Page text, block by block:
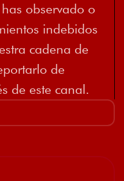
observado o
indebidos
cadena de
de
de este canal.